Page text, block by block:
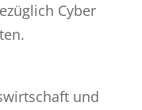
Cyber
und